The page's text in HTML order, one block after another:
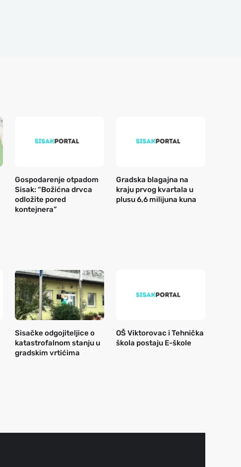
Gospodarenje otpadom
Sisak: “Božićna drvca
odložite pored
kontejnera”
Gradska blagajna na
kraju prvog kvartala u
plusu 6,6 milijuna kuna
Sisačke odgojiteljice o
katastrofalnom stanju u
gradskim vrtićima
OŠ Viktorovac i Tehnička
škola postaju E-škole